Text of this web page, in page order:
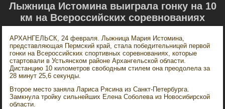
Лыжница Истомина выиграла гонку на 10
км на Всероссийских соревнованиях
АРХАНГЕЛЬСК, 24 февраля. Лыжница Мария Истомина,
представляющая Пермский край, стала победительницей первой
гонки на Всероссийских спортивных соревнованиях, которые
стартовали в Устьянском районе Архангельской области.
Дистанцию 10 километров свободным стилем она преодолела за
28 минут 25,6 секунды.
Второе место заняла Лариса Рясина из Санкт-Петербурга.
Замкнула тройку сильнейших Елена Соболева из Новосибирской
области.